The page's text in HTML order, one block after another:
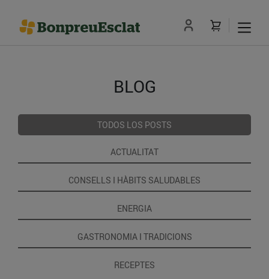
BLOG
TODOS LOS POSTS
ACTUALITAT
CONSELLS I HÀBITS SALUDABLES
ENERGIA
GASTRONOMIA I TRADICIONS
RECEPTES